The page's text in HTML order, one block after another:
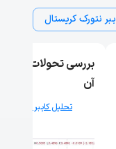
نتورک کریستال
آن
تحلیل کایبر نتورک